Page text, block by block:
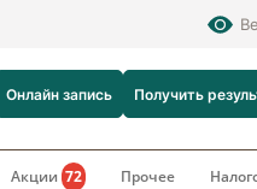
Онлайн запись Получить
Акции72 Прочее